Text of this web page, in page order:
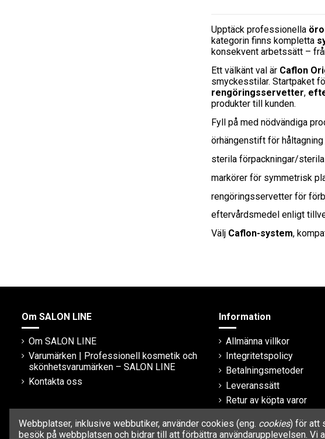
Upptäck professionella
kategorin finns kompletta
konsekvent arbetssätt –
Ett välkänt val är Caflon
smyckesstilar. Startpaket
rengöringsservetter,
produkter till kunden.
Fyll på med nödvändiga
örhängenstift för
sterila förpackningar/
markörer för symmetrisk
rengöringsservetter för
eftervårdsmedel enligt
Välj Caflon-system,
Om SALON LINE
Om SALON LINE
Varumärken | Professionell kosmetik och
skönhetsvarumärken – SALON LINE
Kontakta oss
Information
Allmänna villkor
Integritetspolicy
Betalningsmetoder
Leveranssätt
Retur av köpta varor
Webbplatser, inklusive webbutiker, använder cookies (eng. cookies) för att
besök på webbplatsen och bidrar till att förbättra användarupplevelsen.